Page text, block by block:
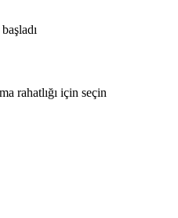
rahatlığı için seçin